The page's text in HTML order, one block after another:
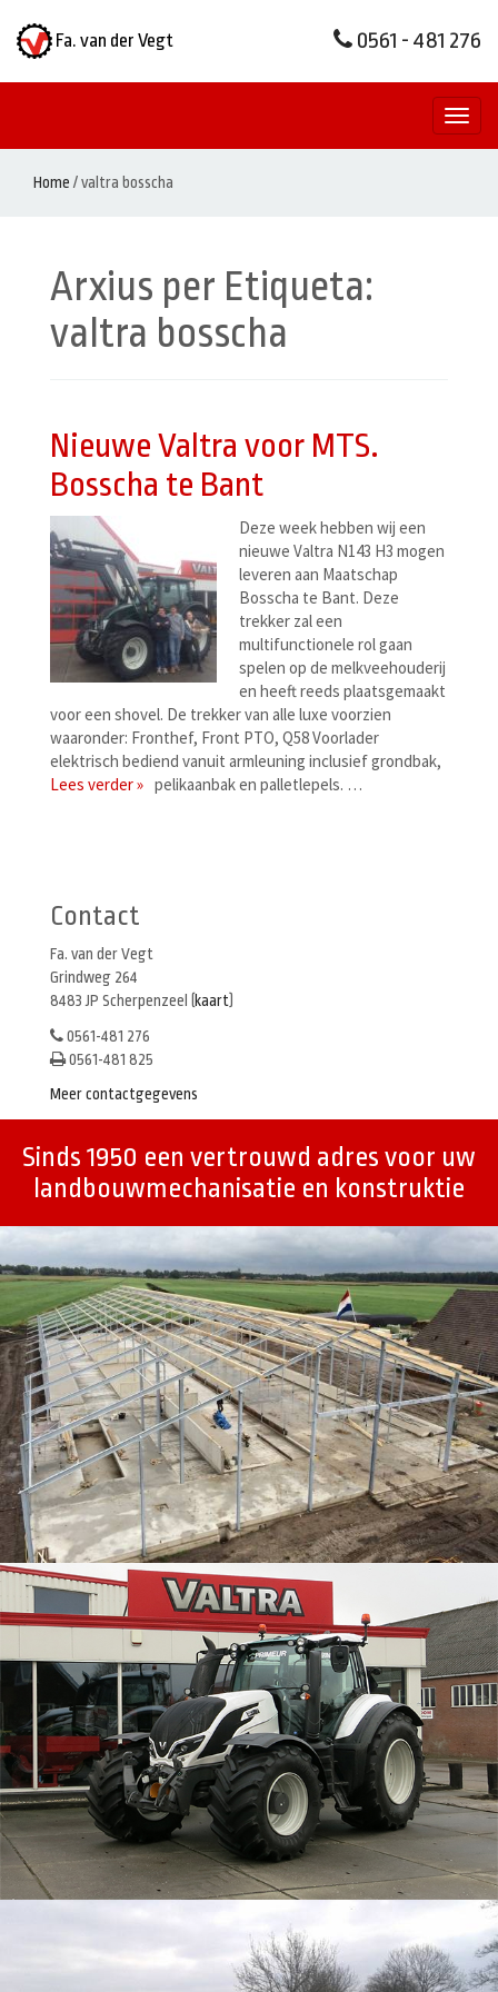
Fa. van der Vegt 0561 - 481 276
Home /valtra bosscha
Arxius per Etiqueta:
valtra bosscha
Nieuwe Valtra voor MTS.
Bosscha te Bant
Deze week hebben wij een
nieuwe Valtra N143 H3 mogen
leveren aan Maatschap
Bosscha te Bant. Deze
trekker zal een
multifunctionele rol gaan
spelen op de melkveehouderij
en heeft reeds plaatsgemaakt
voor een shovel. De trekker van alle luxe voorzien
waaronder: Fronthef, Front PTO, Q58 Voorlader
elektrisch bediend vanuit armleuning inclusief grondbak,
pelikaanbak en palletlepels. …
Lees verder »
Contact
Fa. van der Vegt
Grindweg 264
8483 JP Scherpenzeel (
kaart
0561-481 276
0561-481 825
Meer contactgegevens
Sinds 1950 een vertrouwd adres voor uw
landbouwmechanisatie en konstruktie